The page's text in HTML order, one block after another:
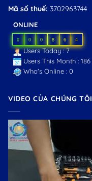
Mã số thuế: 3702963744
ONLINE
0 0 0 8 6 4
Users Today : 7
Users This Month : 186
Who's Online : 0
VIDEO CỦA CHÚNG TÔI